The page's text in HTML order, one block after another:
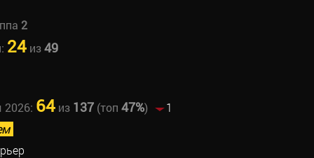
2
24из49
2026: 64из 137(топ 47%)
1